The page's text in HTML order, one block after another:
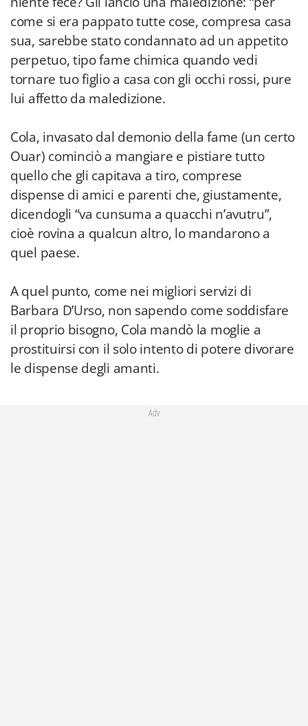
come si era pappato tutte cose, compresa casa
sua, sarebbe stato condannato ad un appetito
perpetuo, tipo fame chimica quando vedi
tornare tuo figlio a casa con gli occhi rossi, pure
lui affetto da maledizione.
Cola, invasato dal demonio della fame (un certo
Ouar) cominciò a mangiare e pistiare tutto
quello che gli capitava a tiro, comprese
dispense di amici e parenti che, giustamente,
dicendogli “va cunsuma a quacchi n’avutru”,
cioè rovina a qualcun altro, lo mandarono a
quel paese.
A quel punto, come nei migliori servizi di
Barbara D’Urso, non sapendo come soddisfare
il proprio bisogno, Cola mandò la moglie a
prostituirsi con il solo intento di potere divorare
le dispense degli amanti.
Adv